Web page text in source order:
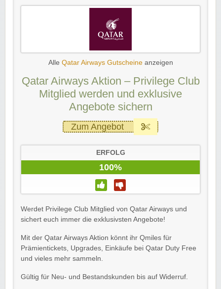
Alle Qatar Airways Gutscheineanzeigen
Qatar Airways Aktion – Privilege Club
Mitglied werden und exklusive
Angebote sichern
Zum Angebot
ERFOLG
100%
Werdet Privilege Club Mitglied von Qatar Airways und
sichert euch immer die exklusivsten Angebote!
Mit der Qatar Airways Aktion könnt ihr Qmiles für
Prämientickets, Upgrades, Einkäufe bei Qatar Duty Free
und vieles mehr sammeln.
Gültig für Neu- und Bestandskunden bis auf Widerruf.